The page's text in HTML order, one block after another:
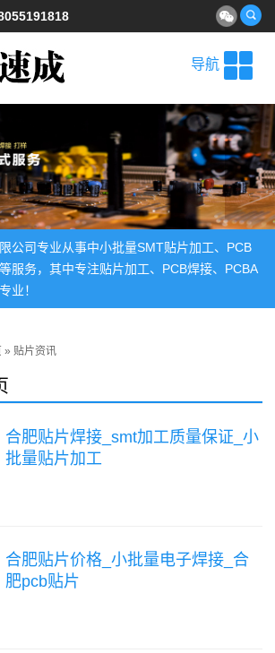
导航
公司专业从事中小批量SMT贴片加工、PCB
服务，其中专注贴片加工、PCB焊接、PCBA
业！
» 贴片资讯
合肥贴片焊接_smt加工质量保证_小
批量贴片加工
合肥贴片价格_小批量电子焊接_合
肥pcb贴片